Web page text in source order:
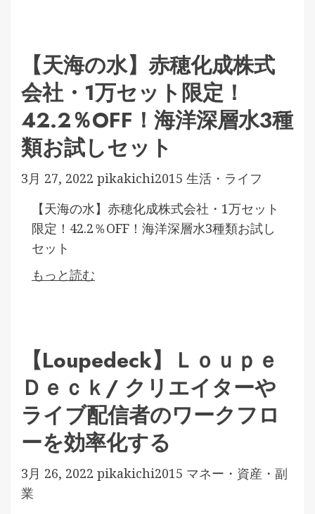
【天海の水】赤穂化成株式
会社・1万セット限定！
42.2％OFF！海洋深層水3種
類お試しセット
3月 27, 2022 pikakichi2015 生活・ライフ
【天海の水】赤穂化成株式会社・1万セット
限定！42.2％OFF！海洋深層水3種類お試し
セット
もっと読む
【Loupedeck】Ｌｏｕｐｅ
Ｄｅｃｋ/ クリエイターや
ライブ配信者のワークフロ
ーを効率化する
3月 26, 2022 pikakichi2015 マネー・資産・副
業